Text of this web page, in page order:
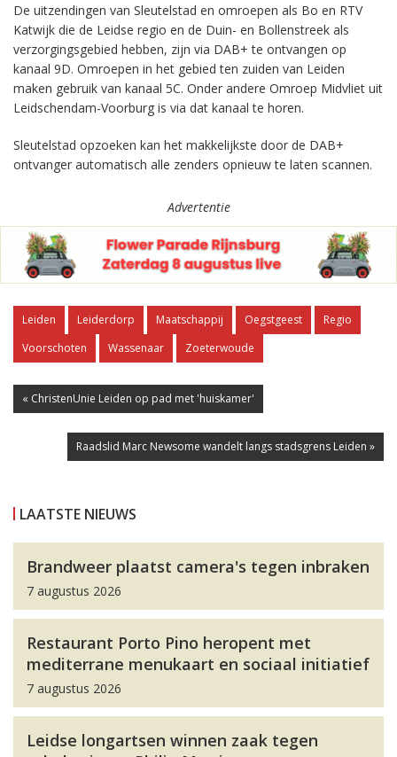
De uitzendingen van Sleutelstad en omroepen als Bo en RTV
Katwijk die de Leidse regio en de Duin- en Bollenstreek als
verzorgingsgebied hebben, zijn via DAB+ te ontvangen op
kanaal 9D. Omroepen in het gebied ten zuiden van Leiden
maken gebruik van kanaal 5C. Onder andere Omroep Midvliet uit
Leidschendam-Voorburg is via dat kanaal te horen.
Sleutelstad opzoeken kan het makkelijkste door de DAB+
ontvanger automatisch alle zenders opnieuw te laten scannen.
Advertentie
Leiden Leiderdorp Maatschappij Oegstgeest
Regio
Voorschoten
Wassenaar Zoeterwoude
« ChristenUnie Leiden op pad met 'huiskamer'
Raadslid Marc Newsome wandelt langs stadsgrens Leiden »
LAATSTE NIEUWS
Brandweer plaatst camera's tegen inbraken
7 augustus 2026
Restaurant Porto Pino heropent met
mediterrane menukaart en sociaal initiatief
7 augustus 2026
Leidse longartsen winnen zaak tegen